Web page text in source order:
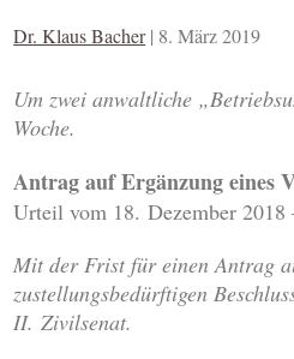
Dr. Klaus Bacher | 8. März 2019
Um zwei anwaltliche
Woche.
Antrag auf Ergänzung eines
Urteil vom 18. Dezember
Mit der Frist für einen Antrag
zustellungsbedürftigen
II. Zivilsenat.